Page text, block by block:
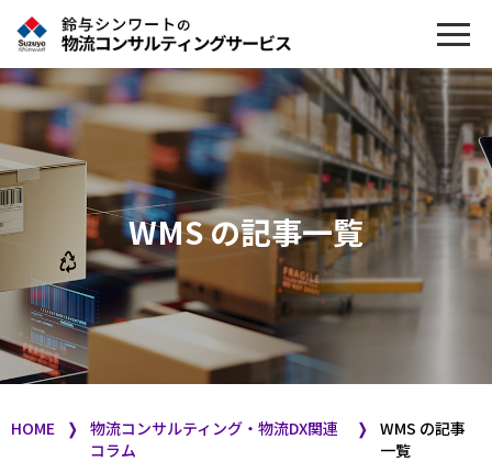
WMS の記事一覧
HOME ❭ 物流コンサルティング・物流DX関連
コラム
❭
WMS の記事
一覧